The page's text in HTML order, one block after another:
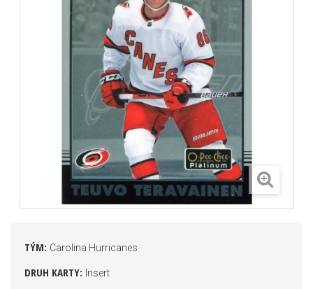
TÝM: Carolina Hurricanes
DRUH KARTY: Insert